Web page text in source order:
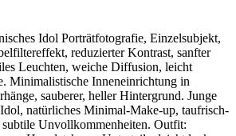
Idol Porträtfotografie, Einzelsubjekt,
reduzierter Kontrast, sanfter
Leuchten, weiche Diffusion, leicht
Minimalistische Inneneinrichtung in
sauberer, heller Hintergrund. Junge
natürliches Minimal-Make-up, taufrisch-
subtile Unvollkommenheiten. Outfit: